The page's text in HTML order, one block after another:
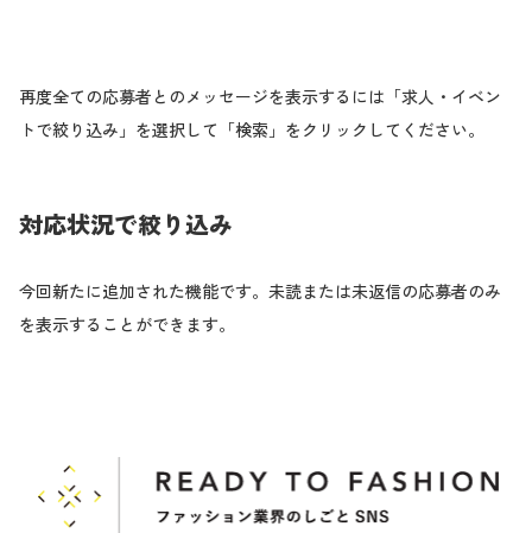
再度全ての応募者とのメッセージを表示するには「求人・イベン
トで絞り込み」を選択して「検索」をクリックしてください。
対応状況で絞り込み
今回新たに追加された機能です。未読または未返信の応募者のみ
を表示することができます。